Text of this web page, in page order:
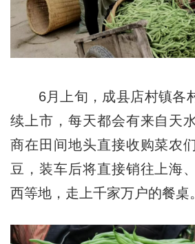
6月上旬，成县店村镇各
续上市，每天都会有来自天
商在田间地头直接收购菜农
豆，装车后将直接销往上海
西等地，走上千家万户的餐桌。